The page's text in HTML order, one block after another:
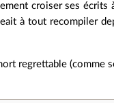
croiser ses
à tout recompiler
regrettable (comme